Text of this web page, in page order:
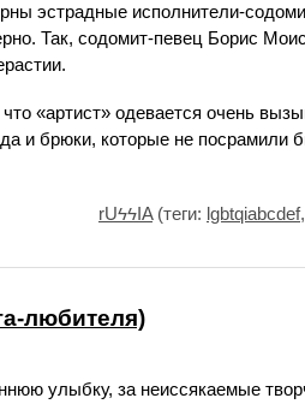
эстрадные исполнители-
Так, содомит-певец Борис
«артист» одевается очень
и брюки, которые не посрамили
rUϟϟIA(теги: lgbtqiabcdef,
любителя)
улыбку, за неиссякаемые